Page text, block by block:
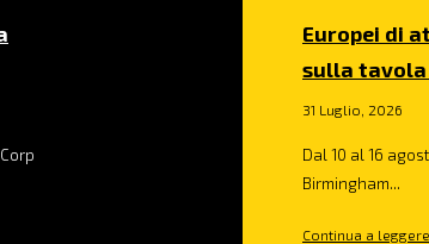
Europei di
sulla tavola
31 Luglio, 2026
Dal 10 al 16
Birmingham...
Continua a leggere